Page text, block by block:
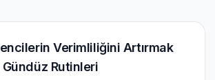
Verimliliğini Artırmak
Rutinleri